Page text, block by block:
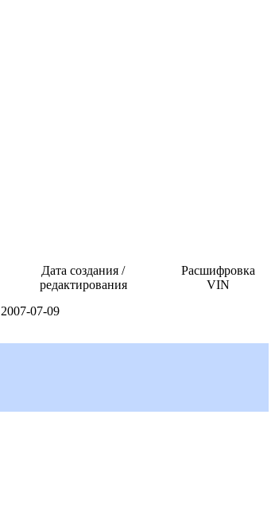
Дата создания /
редактирования
Расшифровка
VIN
2007-07-09